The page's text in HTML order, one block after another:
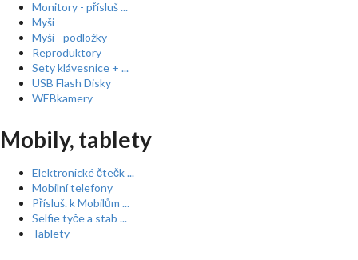
Monitory - přísluš ...
Myši
Myši - podložky
Reproduktory
Sety klávesnice + ...
USB Flash Disky
WEBkamery
Mobily, tablety
Elektronické čtečk ...
Mobilní telefony
Přísluš. k Mobilům ...
Selfie tyče a stab ...
Tablety